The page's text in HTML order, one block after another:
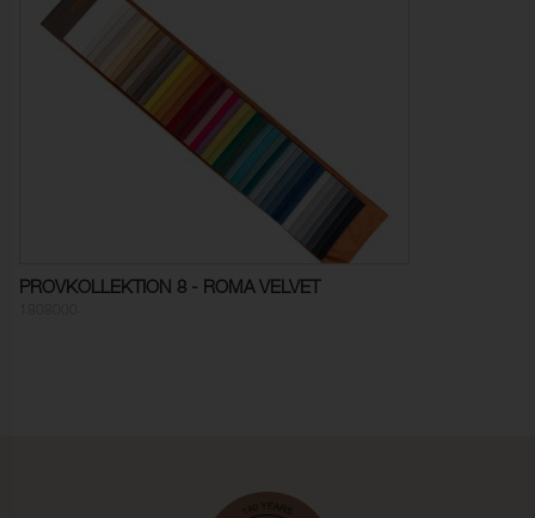
Martindale:
Pilling:
Färghärdighet mot
5 (ISO 105-X12)
5 (ISO 105-X12)
Ljusäkthet: 4-5 (ISO 105-B02)
PROVKOLLEKTION 8 - ROMA VELVET